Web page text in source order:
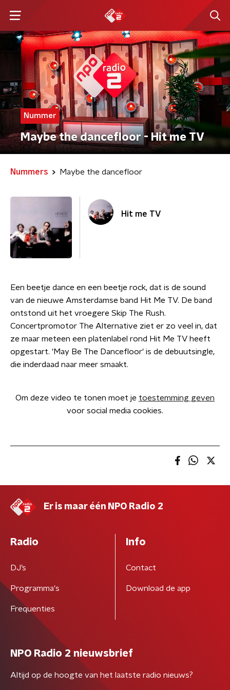
Nummer
Maybe the dancefloor - Hit me TV
Nummers Maybe the dancefloor
Hit me TV
Een beetje dance en een beetje rock, dat is de sound
van de nieuwe Amsterdamse band Hit Me TV. De band
ontstond uit het vroegere Skip The Rush.
Concertpromotor The Alternative ziet er zo veel in, dat
ze maar meteen een platenlabel rond Hit Me TV heeft
opgestart. 'May Be The Dancefloor' is de debuutsingle,
die inderdaad naar meer smaakt.
Om deze video te tonen moet je toestemming geven
voor social media cookies.
Er is maar één NPO Radio 2
Radio
DJ’s
Programma's
Frequenties
Info
Contact
Download de app
NPO Radio 2 nieuwsbrief
Altijd op de hoogte van het laatste radio nieuws?